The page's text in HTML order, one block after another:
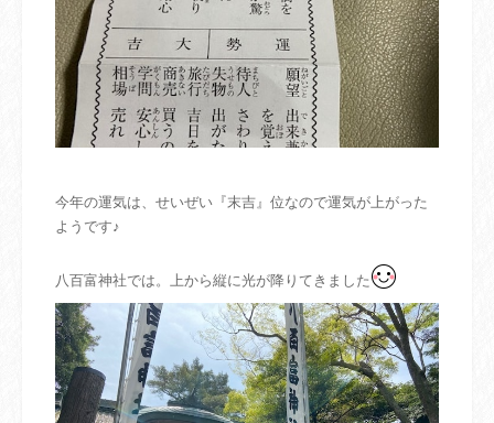
今年の運気は、せいぜい『末吉』位なので運気が上がった
ようです♪
八百富神社では。上から縦に光が降りてきました